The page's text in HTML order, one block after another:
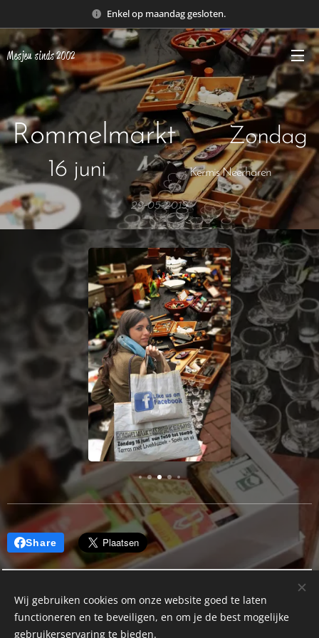
Enkel op maandag gesloten.
Mesjeu sinds 2002
Rommelmarkt Zondag
16 juniKermis Neerharen
29-05-2019
Share
Wij gebruiken cookies om onze website goed te laten
functioneren en te beveiligen, en om je de best mogelijke
gebruikerservaring te bieden.